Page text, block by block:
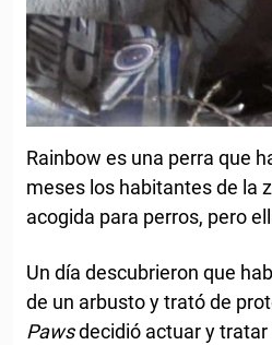
Rainbow es una perra que
meses los habitantes de la
acogida para perros, pero
Un día descubrieron que
de un arbusto y trató de
Pawsdecidió actuar y tratar